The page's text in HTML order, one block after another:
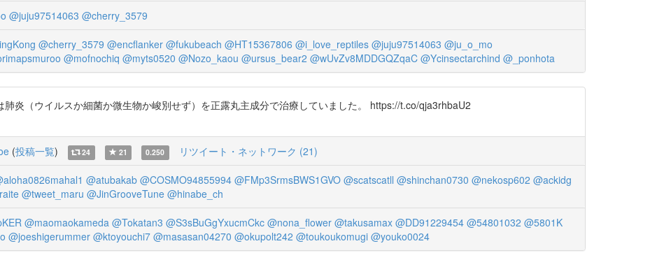
@juju97514063 @cherry_3579
@cherry_3579 @encflanker @fukubeach @HT15367806 @i_love_reptiles @juju97514063 @ju_o_mo
@mofnochiq @myts0520 @Nozo_kaou @ursus_bear2 @wUvZv8MDDGQZqaC @Ycinsectarchind @_ponhota
炎（ウイルスか細菌か微生物か峻別せず）を正露丸主成分で治療していました。 https://t.co/qja3rhbaU2
(投稿一覧) 24 21 0.250 リツイート・ネットワーク (21)
@atubakab @COSMO94855994 @FMp3SrmsBWS1GVO @scatscatll @shinchan0730 @nekosp602 @ackidg
@tweet_maru @JinGrooveTune @hinabe_ch
@maomaokameda @Tokatan3 @S3sBuGgYxucmCkc @nona_flower @takusamax @DD91229454 @54801032 @5801K
@joeshigerummer @ktoyouchi7 @masasan04270 @okupolt242 @toukoukomugi @youko0024